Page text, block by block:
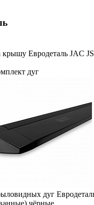
крышу Евродеталь JAC
дуг
дуг
чёрные